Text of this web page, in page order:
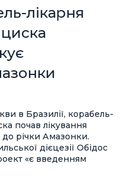
лікарня
в Бразилії, корабель-
почав лікування
до річки Амазонки.
дієцезії Обідос
«є введенням